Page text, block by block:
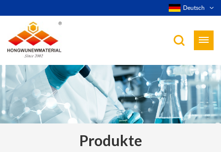
Deutsch
Produkte